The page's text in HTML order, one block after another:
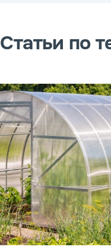
Статьи по